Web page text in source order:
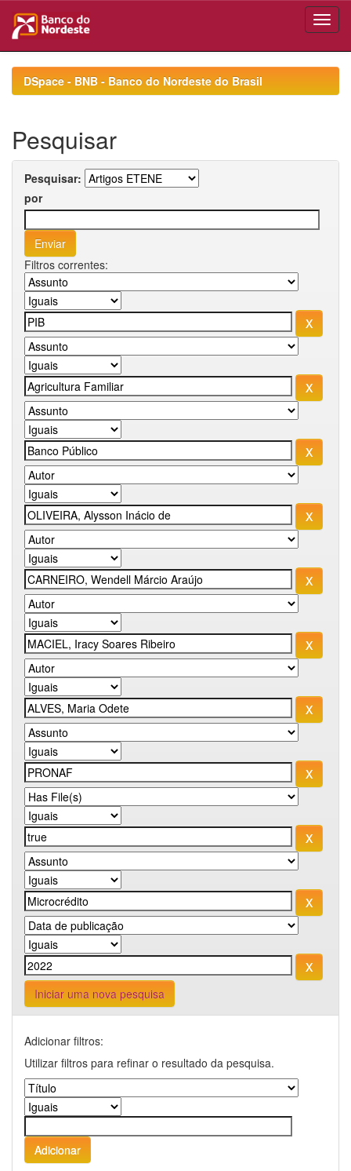
navigationDSpace - BNB - Banco do Nordeste do Brasil
Pesquisar
Pesquisar:
por
Filtros correntes:
Iniciar uma nova pesquisa
Adicionar filtros:
Utilizar filtros para refinar o resultado da pesquisa.